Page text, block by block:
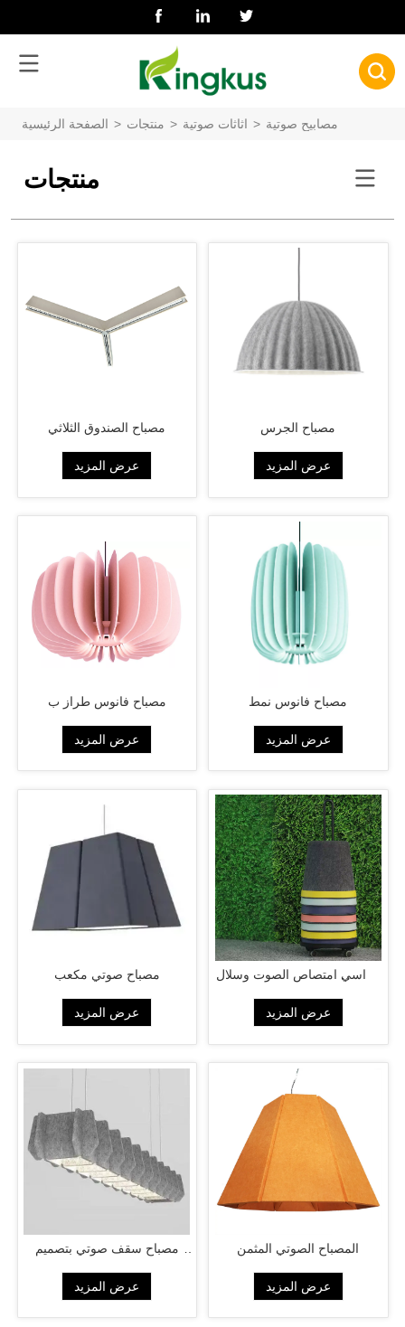
الصفحة الرئيسية > منتجات > اثاثات صوتية > مصابيح صوتية
منتجات
مصباح الصندوق الثلاثي
عرض المزيد
مصباح الجرس
عرض المزيد
مصباح فانوس طراز ب
عرض المزيد
مصباح فانوس نمط
عرض المزيد
مصباح صوتي مكعب
عرض المزيد
كراسي امتصاص الصوت وسلال
الغسيل
عرض المزيد
مصباح سقف صوتي بتصميم
فني
عرض المزيد
المصباح الصوتي المثمن
عرض المزيد